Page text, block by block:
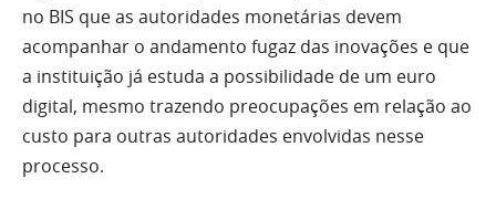
no BIS que as autoridades monetárias devem
acompanhar o andamento fugaz das inovações e que
a instituição já estuda a possibilidade de um euro
digital, mesmo trazendo preocupações em relação ao
custo para outras autoridades envolvidas nesse
processo.